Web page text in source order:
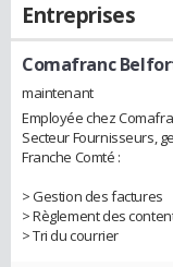
Entreprises
Comafranc
maintenant
Employée chez
Secteur Fournisseurs,
Franche Comté :
> Gestion des factures
> Règlement des
> Tri du courrier